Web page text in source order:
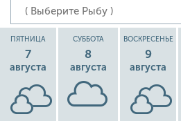
ПЯТНИЦА
7
августа
СУББОТА
8
августа
ВОСКРЕСЕНЬЕ
9
августа